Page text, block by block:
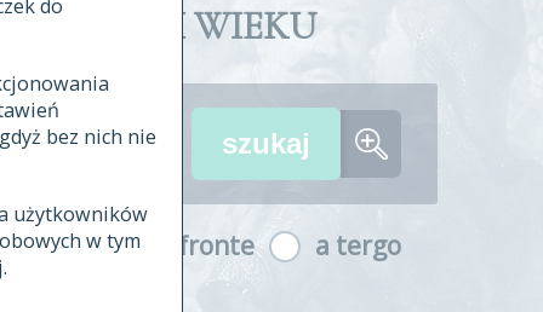
do
bez nich nie
użytkowników
w tym
źródłowych
I XVIII WIEKU
a fronte a tergo